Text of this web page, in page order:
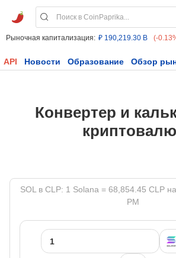
Рыночная капитализация: ₽ 190,219.30 B (-
API Новости Образование Обзор
Конвертер и
SOL в CLP: 1 Solana = 68,854.45 CLP
PM